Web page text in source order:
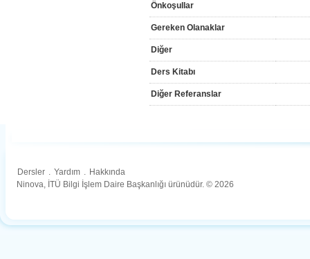
Önkoşullar
Gereken Olanaklar
Diğer
Ders Kitabı
Diğer Referanslar
Dersler . Yardım . Hakkında
Ninova, İTÜ Bilgi İşlem Daire Başkanlığı ürünüdür. © 2026